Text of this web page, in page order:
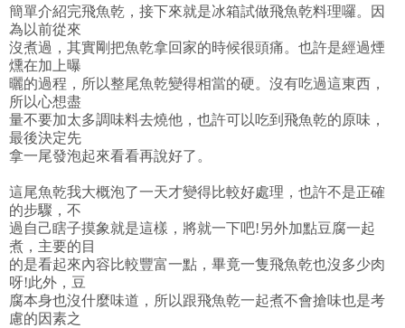
簡單介紹完飛魚乾，接下來就是冰箱試做飛魚乾料理囉。因
為以前從來
沒煮過，其實剛把魚乾拿回家的時候很頭痛。也許是經過煙
燻在加上曝
曬的過程，所以整尾魚乾變得相當的硬。沒有吃過這東西，
所以心想盡
量不要加太多調味料去燒他，也許可以吃到飛魚乾的原味，
最後決定先
拿一尾發泡起來看看再說好了。
這尾魚乾我大概泡了一天才變得比較好處理，也許不是正確
的步驟，不
過自己瞎子摸象就是這樣，將就一下吧!另外加點豆腐一起
煮，主要的目
的是看起來內容比較豐富一點，畢竟一隻飛魚乾也沒多少肉
呀!此外，豆
腐本身也沒什麼味道，所以跟飛魚乾一起煮不會搶味也是考
慮的因素之